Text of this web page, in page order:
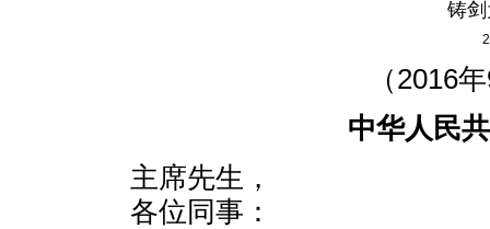
铸
（2016
中华人民
主席先生，
各位同事：